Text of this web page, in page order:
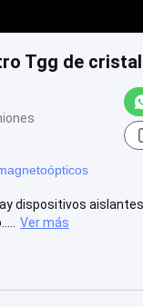
Tgg de
dispositivos
Ver más